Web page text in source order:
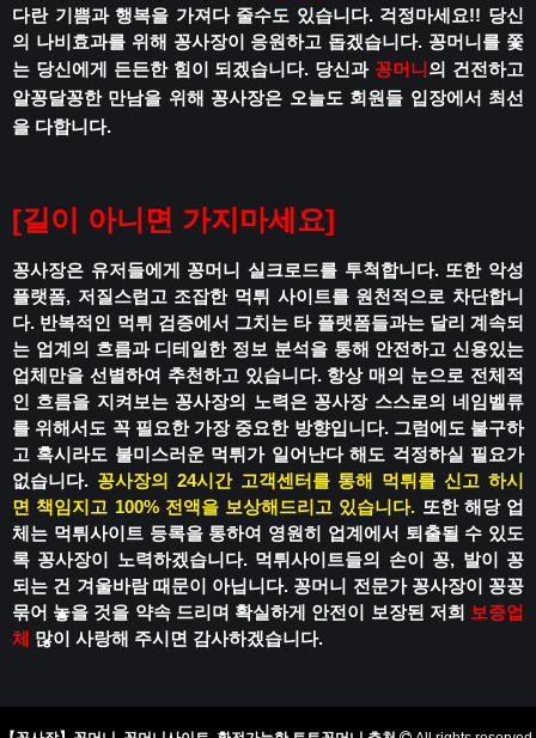
다란 기쁨과 행복을 가져다 줄수도 있습니다. 걱정마세요!! 당신
의 나비효과를 위해 꽁사장이 응원하고 돕겠습니다. 꽁머니를 쫓
는 당신에게 든든한 힘이 되겠습니다. 당신과 꽁머니 의 건전하고
알꽁달꽁한 만남을 위해 꽁사장은 오늘도 회원들 입장에서 최선
을 다합니다.
[길이 아니면 가지마세요]
꽁사장은 유저들에게 꽁머니 실크로드를 투척합니다. 또한 악성
플랫폼, 저질스럽고 조잡한 먹튀 사이트를 원천적으로 차단합니
다. 반복적인 먹튀 검증에서 그치는 타 플랫폼들과는 달리 계속되
는 업계의 흐름과 디테일한 정보 분석을 통해 안전하고 신용있는
업체만을 선별하여 추천하고 있습니다. 항상 매의 눈으로 전체적
인 흐름을 지켜보는 꽁사장의 노력은 꽁사장 스스로의 네임벨류
를 위해서도 꼭 필요한 가장 중요한 방향입니다. 그럼에도 불구하
고 혹시라도 불미스러운 먹튀가 일어난다 해도 걱정하실 필요가
없습니다. 꽁사장의 24시간 고객센터를 통해 먹튀를 신고 하시
면책임지고 100% 전액을 보상해드리고 있습니다. 또한 해당 업
체는 먹튀사이트 등록을 통하여 영원히 업계에서 퇴출될 수 있도
록 꽁사장이 노력하겠습니다. 먹튀사이트들의 손이 꽁, 발이 꽁
되는 건 겨울바람 때문이 아닙니다. 꽁머니 전문가 꽁사장이 꽁꽁
묶어 놓을 것을 약속 드리며 확실하게 안전이 보장된 저희 보증업
체
많이 사랑해 주시면 감사하겠습니다.